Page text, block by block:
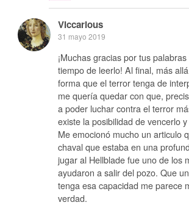
Viccarious
31 mayo 2019
¡Muchas gracias por tus
tiempo de leerlo! Al final, más
forma que el terror tenga de
me quería quedar con que,
a poder luchar contra el terror
existe la posibilidad de vencerlo
Me emocionó mucho un articulo
chaval que estaba en una
jugar al Hellblade fue uno de los
ayudaron a salir del pozo. Que
tenga esa capacidad me parece
verdad.